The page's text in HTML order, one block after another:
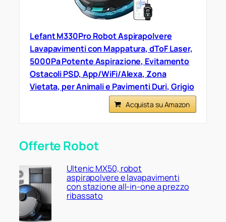
Lefant M330Pro Robot Aspirapolvere
Lavapavimenti con Mappatura, dToF Laser,
5000Pa Potente Aspirazione, Evitamento
Ostacoli PSD, App/WiFi/Alexa, Zona
Vietata, per Animali e Pavimenti Duri, Grigio
Acquista su Amazon
Offerte Robot
Ultenic MX50, robot
aspirapolvere e lavapavimenti
con stazione all-in-one a prezzo
ribassato